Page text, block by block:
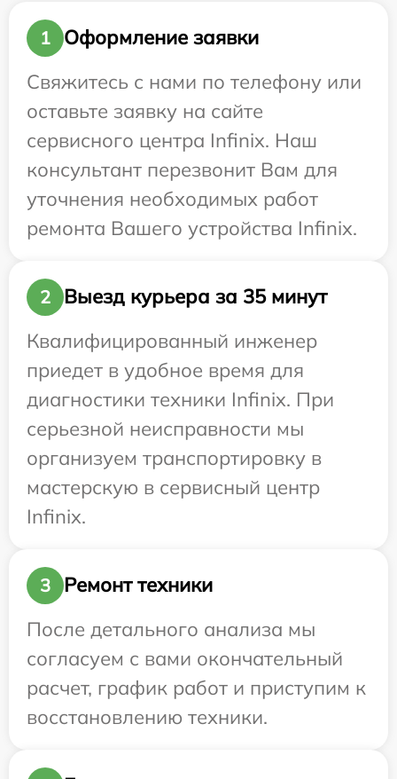
1
Оформление заявки
Свяжитесь с нами по телефону или
оставьте заявку на сайте
сервисного центра Infinix. Наш
консультант перезвонит Вам для
уточнения необходимых работ
ремонта Вашего устройства Infinix.
2
Выезд курьера за 35 минут
Квалифицированный инженер
приедет в удобное время для
диагностики техники Infinix. При
серьезной неисправности мы
организуем транспортировку в
мастерскую в сервисный центр
Infinix.
3
Ремонт техники
После детального анализа мы
согласуем с вами окончательный
расчет, график работ и приступим к
восстановлению техники.